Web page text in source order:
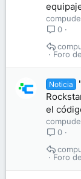
0
Foro
Noticia
el
0
Foro